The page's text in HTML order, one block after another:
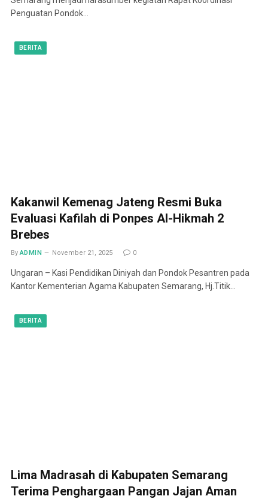
Penguatan Pondok…
BERITA
Kakanwil Kemenag Jateng Resmi Buka
Evaluasi Kafilah di Ponpes Al-Hikmah 2
Brebes
By ADMIN November 21, 2025 0
Ungaran – Kasi Pendidikan Diniyah dan Pondok Pesantren pada
Kantor Kementerian Agama Kabupaten Semarang, Hj.Titik…
BERITA
Lima Madrasah di Kabupaten Semarang
Terima Penghargaan Pangan Jajan Aman